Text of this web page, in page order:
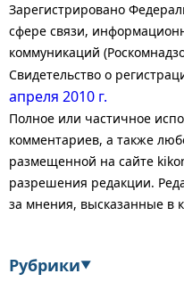
Зарегистрировано
сфере связи,
коммуникаций
Свидетельство о
апреля 2010 г.
Полное или частичное
комментариев, а также
размещенной на сайте
разрешения редакции.
за мнения, высказанные в
Рубрики▼